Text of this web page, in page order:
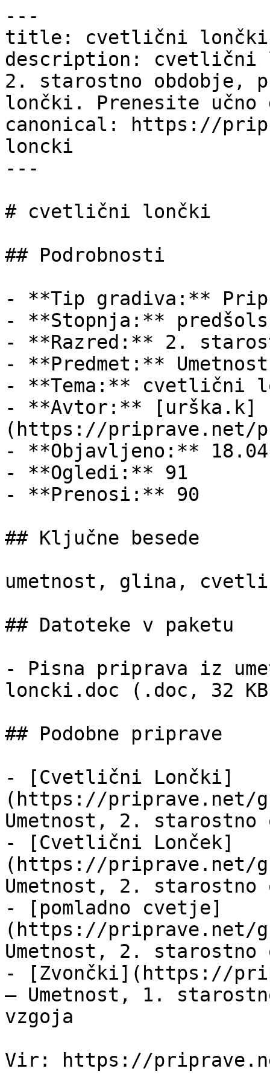
---
title: cvetlični lončki
description: cvetlični
2. starostno obdobje,
lončki. Prenesite
canonical: https://
loncki
---
# cvetlični lončki
## Podrobnosti
- **Tip gradiva:**
- **Stopnja:**
- **Razred:** 2.
- **Predmet:** Umetnost
- **Tema:** cvetlični
- **Avtor:** [urška.k]
(https://priprave.net/
- **Objavljeno:**
- **Ogledi:** 91
- **Prenosi:** 90
## Ključne besede
umetnost, glina,
## Datoteke v paketu
- Pisna priprava iz
loncki.doc (.doc, 32
## Podobne priprave
- [Cvetlični Lončki]
(https://priprave.net/
Umetnost, 2. starostno
- [Cvetlični Lonček]
(https://priprave.net/
Umetnost, 2. starostno
- [pomladno cvetje]
(https://priprave.net/
Umetnost, 2. starostno
- [Zvončki](https://
— Umetnost, 1.
vzgoja